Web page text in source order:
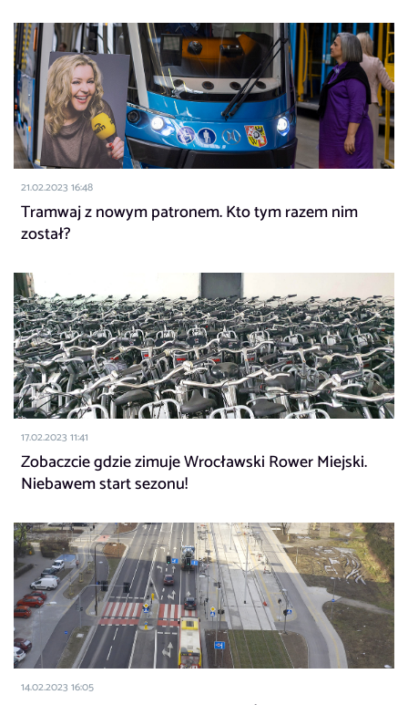
21.02.2023 16:48
Tramwaj z nowym patronem. Kto tym razem nim
został?
17.02.2023 11:41
Zobaczcie gdzie zimuje Wrocławski Rower Miejski.
Niebawem start sezonu!
14.02.2023 16:05